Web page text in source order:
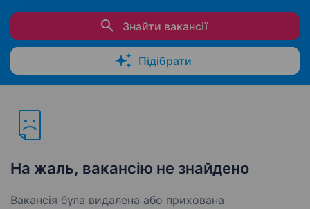
Знайти вакансії
Підібрати
На жаль, вакансію не знайдено
Вакансія була видалена або прихована